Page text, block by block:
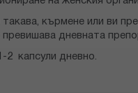
кърмене или ви
дневната
2 капсули дневно.